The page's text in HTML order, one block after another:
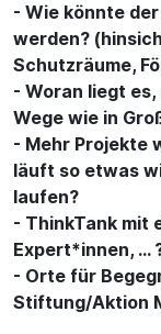
- Wie könnte
werden?
Schutzräume,
- Woran liegt
Wege wie in
- Mehr Projekte
läuft so etwas
laufen?
- ThinkTank mit
Expert*innen, …
- Orte für
Stiftung/Aktion